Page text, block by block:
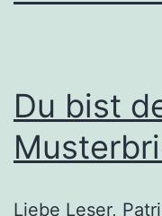
Du bist
Liebe Leser,